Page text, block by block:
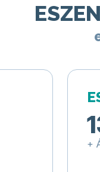
+